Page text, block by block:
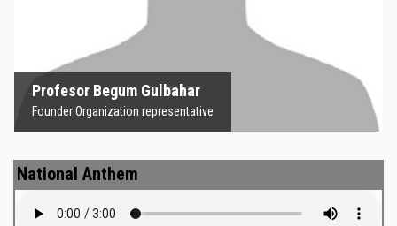
Profesor Begum Gulbahar
Founder Organization representative
National Anthem